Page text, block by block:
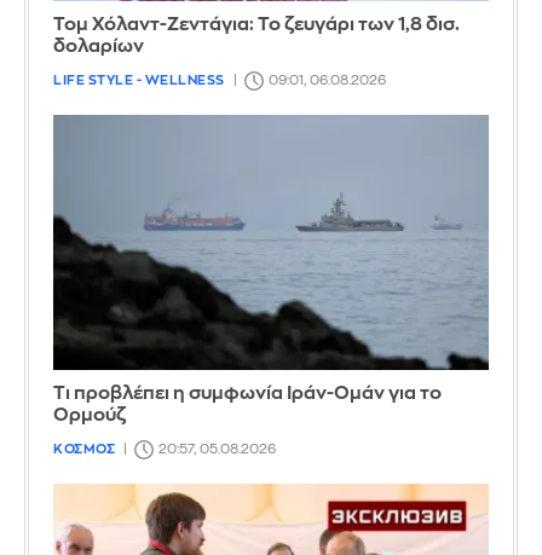
Τομ Χόλαντ-Ζεντάγια: Το ζευγάρι των 1,8 δισ.
δολαρίων
LIFE STYLE - WELLNESS 09:01, 06.08.2026
Τι προβλέπει η συμφωνία Ιράν-Ομάν για το
Ορμούζ
ΚΟΣΜΟΣ 20:57, 05.08.2026